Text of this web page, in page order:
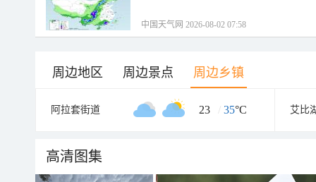
中国天气网 2026-08-02 07:58
周边地区 周边景点 周边乡镇
阿拉套街道 23 / 35°C 艾比
高清图集